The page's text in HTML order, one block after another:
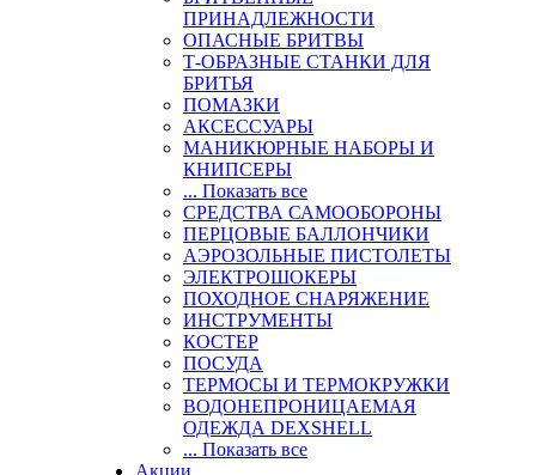
ПРИНАДЛЕЖНОСТИ
ОПАСНЫЕ БРИТВЫ
Т-ОБРАЗНЫЕ СТАНКИ ДЛЯ
БРИТЬЯ
ПОМАЗКИ
АКСЕССУАРЫ
МАНИКЮРНЫЕ НАБОРЫ И
КНИПСЕРЫ
... Показать все
СРЕДСТВА САМООБОРОНЫ
ПЕРЦОВЫЕ БАЛЛОНЧИКИ
АЭРОЗОЛЬНЫЕ ПИСТОЛЕТЫ
ЭЛЕКТРОШОКЕРЫ
ПОХОДНОЕ СНАРЯЖЕНИЕ
ИНСТРУМЕНТЫ
КОСТЕР
ПОСУДА
ТЕРМОСЫ И ТЕРМОКРУЖКИ
ВОДОНЕПРОНИЦАЕМАЯ
ОДЕЖДА DEXSHELL
... Показать все
Акции